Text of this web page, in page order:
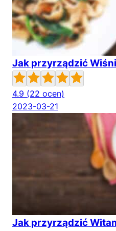
Jak przyrządzić
4.9 (22 ocen)
2023-03-21
Jak przyrządzić